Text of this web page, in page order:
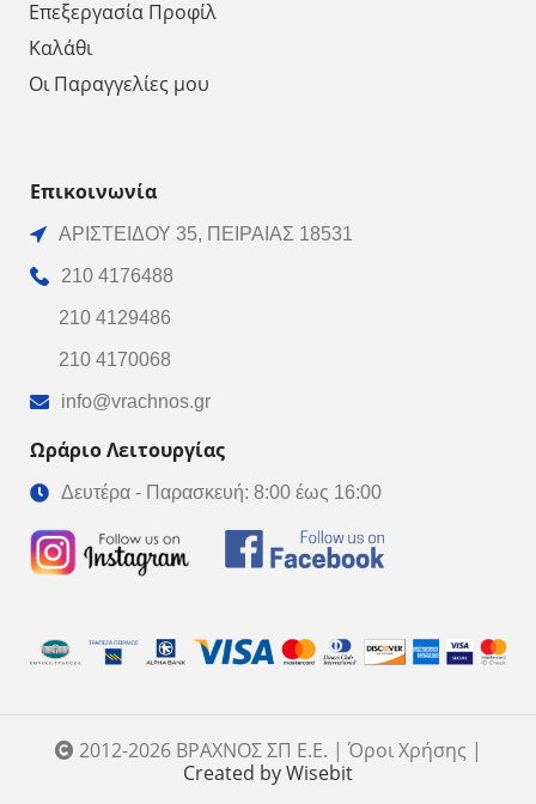
Επεξεργασία Προφίλ
Καλάθι
Οι Παραγγελίες μου
Επικοινωνία
ΑΡΙΣΤΕΙΔΟΥ 35, ΠΕΙΡΑΙΑΣ 18531
210 4176488
210 4129486
210 4170068
info@vrachnos.gr
Ωράριο Λειτουργίας
Δευτέρα - Παρασκευή: 8:00 έως 16:00
2012-2026 ΒΡΑΧΝΟΣ ΣΠ Ε.Ε. | Όροι Χρήσης |
Created by Wisebit